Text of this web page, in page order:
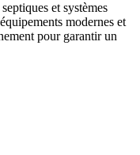
et systèmes
modernes et
pour garantir un